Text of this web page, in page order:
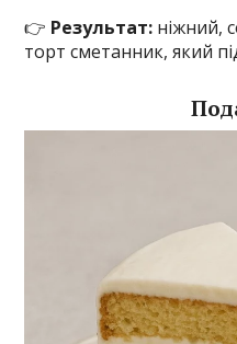
👉 Результат: ніжний,
торт сметанник, який